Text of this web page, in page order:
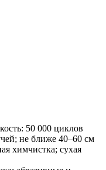
50 000 циклов
не ближе 40–60 см
химчистка; сухая